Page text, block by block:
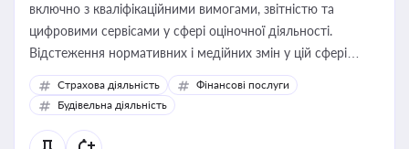
включно з кваліфікаційними вимогами, звітністю та
цифровими сервісами у сфері оціночної діяльності.
Відстеження нормативних і медійних змін у цій сфері
корисне для власника бізнесу, керівника, юриста або
бухгалтера під час оподаткування, приватизації, оренди
державного майна, корпоративних угод і перевірки
статусу суб'єктів оціночної діяльності
Страхова діяльність
Фінансові послуги
Будівельна діяльність